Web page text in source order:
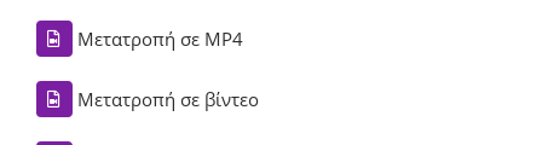
Μετατροπή σε MP4
Μετατροπή σε βίντεο